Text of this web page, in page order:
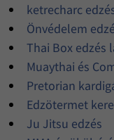
ketrecharc
Önvédelem
Thai Box edzés
Muaythai és
Pretorian
Edzötermet
Ju Jitsu edzés